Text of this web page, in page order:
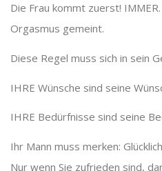
Die Frau kommt zuerst!
Orgasmus gemeint.
Diese Regel muss sich in sein
IHRE Wünsche sind seine
IHRE Bedürfnisse sind seine
Ihr Mann muss merken:
Nur wenn Sie zufrieden sind,